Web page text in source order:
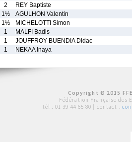
2
REY Baptiste
1½
AGULHON Valentin
1½
MICHELOTTI Simon
1
MALFI Badis
1
JOUFFROY BUENDIA Didac
1 NEKAA Inaya
Copyright © 2015
Fédération Française des
tél : 01 39 44 65 80 | contact :